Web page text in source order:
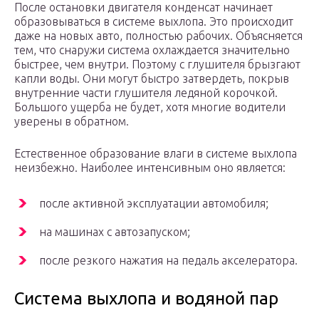
После остановки двигателя конденсат начинает
образовываться в системе выхлопа. Это происходит
даже на новых авто, полностью рабочих. Объясняется
тем, что снаружи система охлаждается значительно
быстрее, чем внутри. Поэтому с глушителя брызгают
капли воды. Они могут быстро затвердеть, покрыв
внутренние части глушителя ледяной корочкой.
Большого ущерба не будет, хотя многие водители
уверены в обратном.
Естественное образование влаги в системе выхлопа
неизбежно. Наиболее интенсивным оно является:
после активной эксплуатации автомобиля;
на машинах с автозапуском;
после резкого нажатия на педаль акселератора.
Система выхлопа и водяной пар